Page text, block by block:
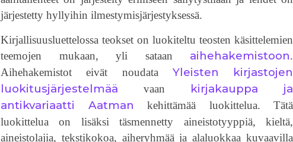
järjestetty hyllyihin ilmestymisjärjestyksessä.
Kirjallisuusluettelossa teokset on luokiteltu teosten käsittelemien
teemojen mukaan, yli sataan aihehakemistoon.
Aihehakemistot eivät noudata Yleisten kirjastojen
luokitusjärjestelmää vaan kirjakauppa ja
antikvariaatti Aatman kehittämää luokittelua. Tätä
luokittelua on lisäksi täsmennetty aineistotyyppiä, kieltä,
aineistolajia, tekstikokoa, aiheryhmää ja alaluokkaa kuvaavilla